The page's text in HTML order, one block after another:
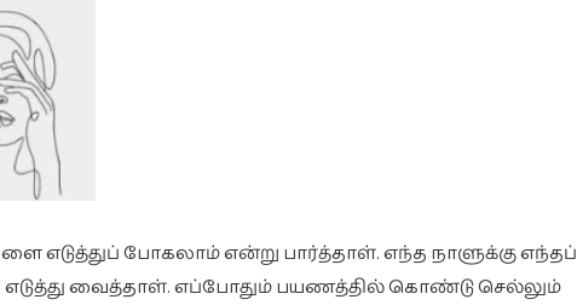
எடுத்துப் போகலாம் என்று பார்த்தாள். எந்த நாளுக்கு எந்தப்
எடுத்து வைத்தாள். எப்போதும் பயணத்தில் கொண்டு செல்லும்